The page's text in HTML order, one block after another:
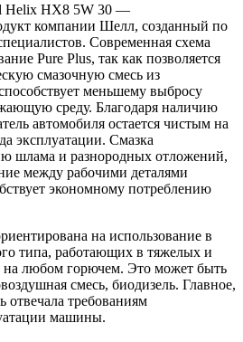
Helix HX8 5W 30 —
компании Шелл, созданный по
Современная схема
Pure Plus, так как позволяется
смазочную смесь из
меньшему выбросу
среду. Благодаря наличию
автомобиля остается чистым на
эксплуатации. Смазка
шлама и разнородных отложений,
между рабочими деталями
экономному потреблению
на использование в
типа, работающих в тяжелых и
на любом горючем. Это может быть
смесь, биодизель. Главное,
отвечала требованиям
машины.